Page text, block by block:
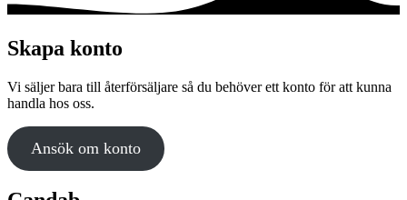
väljas
på
Skapa konto
Vi säljer bara till återförsäljare så du behöver ett konto för att kunna
handla hos oss.
Ansök om konto